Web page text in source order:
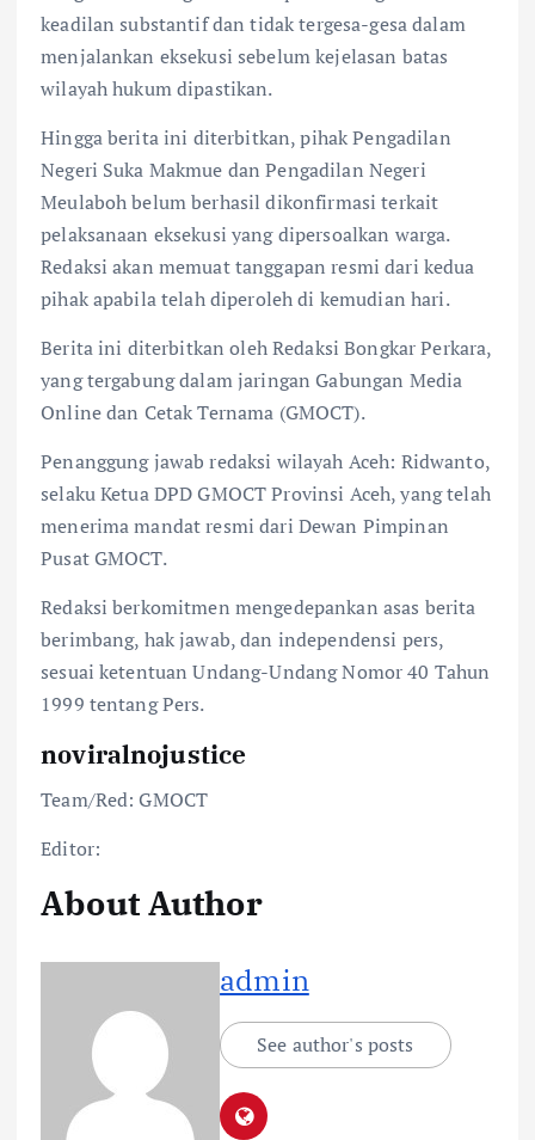
keadilan substantif dan tidak tergesa-gesa dalam
menjalankan eksekusi sebelum kejelasan batas
wilayah hukum dipastikan.
Hingga berita ini diterbitkan, pihak Pengadilan
Negeri Suka Makmue dan Pengadilan Negeri
Meulaboh belum berhasil dikonfirmasi terkait
pelaksanaan eksekusi yang dipersoalkan warga.
Redaksi akan memuat tanggapan resmi dari kedua
pihak apabila telah diperoleh di kemudian hari.
Berita ini diterbitkan oleh Redaksi Bongkar Perkara,
yang tergabung dalam jaringan Gabungan Media
Online dan Cetak Ternama (GMOCT).
Penanggung jawab redaksi wilayah Aceh: Ridwanto,
selaku Ketua DPD GMOCT Provinsi Aceh, yang telah
menerima mandat resmi dari Dewan Pimpinan
Pusat GMOCT.
Redaksi berkomitmen mengedepankan asas berita
berimbang, hak jawab, dan independensi pers,
sesuai ketentuan Undang-Undang Nomor 40 Tahun
1999 tentang Pers.
noviralnojustice
Team/Red: GMOCT
Editor:
About Author
admin
See author's posts